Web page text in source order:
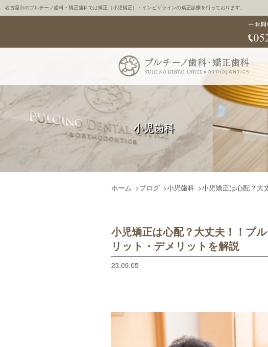
名古屋市のプルチーノ歯科・矯正歯科では矯正（小児矯正）・インビザラインの矯正診療を行っております。
小児歯科
ホーム >ブログ >小児歯科 >小児矯正は心配？大
小児矯正は心配？大丈夫！！プ
リット・デメリットを解説
23.09.05